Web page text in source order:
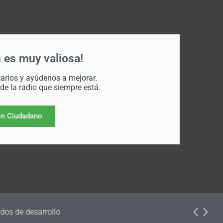
es muy valiosa!
y ayúdenos a mejorar.
la radio que siempre está.
Ciudadano
de desarrollo